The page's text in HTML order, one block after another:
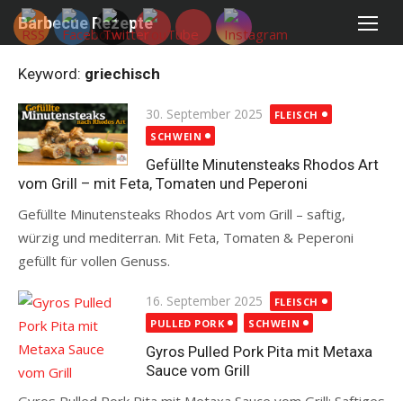
Skip
Barbecue Rezepte
Keyword: griechisch
Posted
on
30. September 2025
FLEISCH
SCHWEIN
Gefüllte Minutensteaks Rhodos Art
vom Grill – mit Feta, Tomaten und Peperoni
Gefüllte Minutensteaks Rhodos Art vom Grill – saftig,
würzig und mediterran. Mit Feta, Tomaten & Peperoni
gefüllt für vollen Genuss.
Posted
on
16. September 2025
FLEISCH
PULLED PORK
SCHWEIN
Gyros Pulled Pork Pita mit Metaxa
Sauce vom Grill